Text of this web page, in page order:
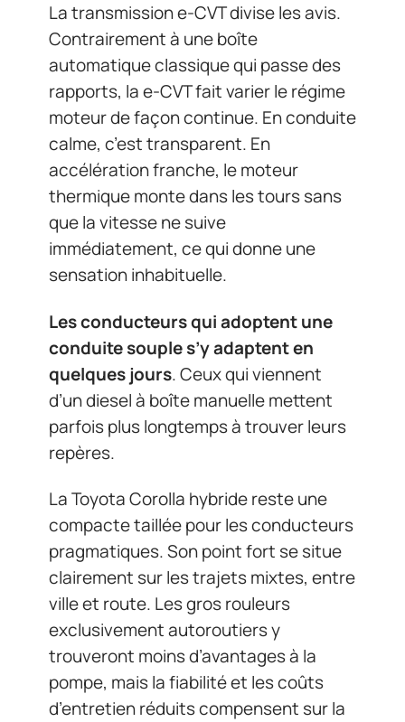
La transmission e-CVT divise les avis.
Contrairement à une boîte
automatique classique qui passe des
rapports, la e-CVT fait varier le régime
moteur de façon continue. En conduite
calme, c’est transparent. En
accélération franche, le moteur
thermique monte dans les tours sans
que la vitesse ne suive
immédiatement, ce qui donne une
sensation inhabituelle.
Les conducteurs qui adoptent une
conduite souple s’y adaptent en
quelques jours. Ceux qui viennent
d’un diesel à boîte manuelle mettent
parfois plus longtemps à trouver leurs
repères.
La Toyota Corolla hybride reste une
compacte taillée pour les conducteurs
pragmatiques. Son point fort se situe
clairement sur les trajets mixtes, entre
ville et route. Les gros rouleurs
exclusivement autoroutiers y
trouveront moins d’avantages à la
pompe, mais la fiabilité et les coûts
d’entretien réduits compensent sur la